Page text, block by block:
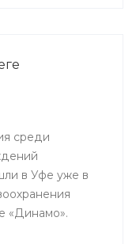
среди
в Уфе уже в
«Динамо».